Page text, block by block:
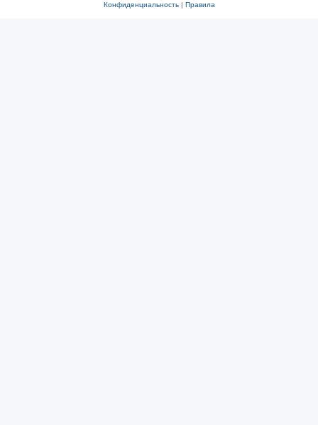
Конфиденциальность| Правила